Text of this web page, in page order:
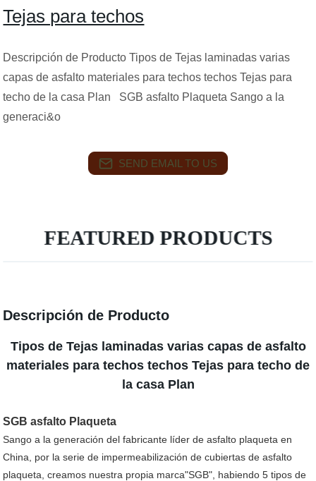
Tejas para techos
Descripción de Producto Tipos de Tejas laminadas varias
capas de asfalto materiales para techos techos Tejas para
techo de la casa Plan SGB asfalto Plaqueta Sango a la
generaci&o
SEND EMAIL TO US
FEATURED PRODUCTS
Descripción de Producto
Tipos de Tejas laminadas varias capas de asfalto
materiales para techos techos Tejas para techo de
la casa Plan
SGB asfalto Plaqueta
Sango a la generación del fabricante líder de asfalto plaqueta en
China, por la serie de impermeabilización de cubiertas de asfalto
plaqueta, creamos nuestra propia marca"SGB", habiendo 5 tipos de